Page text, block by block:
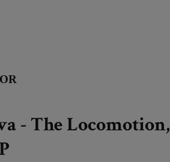
- The Locomotion,